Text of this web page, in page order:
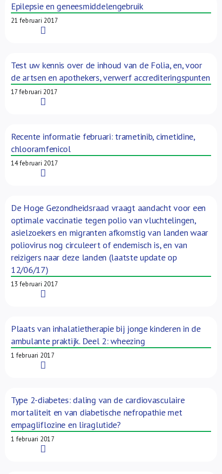
Epilepsie en geneesmiddelengebruik
21 februari 2017
Test uw kennis over de inhoud van de Folia, en, voor
de artsen en apothekers, verwerf accrediteringspunten
17 februari 2017
Recente informatie februari: trametinib, cimetidine,
chlooramfenicol
14 februari 2017
De Hoge Gezondheidsraad vraagt aandacht voor een
optimale vaccinatie tegen polio van vluchtelingen,
asielzoekers en migranten afkomstig van landen waar
poliovirus nog circuleert of endemisch is, en van
reizigers naar deze landen (laatste update op
12/06/17)
13 februari 2017
Plaats van inhalatietherapie bij jonge kinderen in de
ambulante praktijk. Deel 2: wheezing
1 februari 2017
Type 2-diabetes: daling van de cardiovasculaire
mortaliteit en van diabetische nefropathie met
empagliflozine en liraglutide?
1 februari 2017